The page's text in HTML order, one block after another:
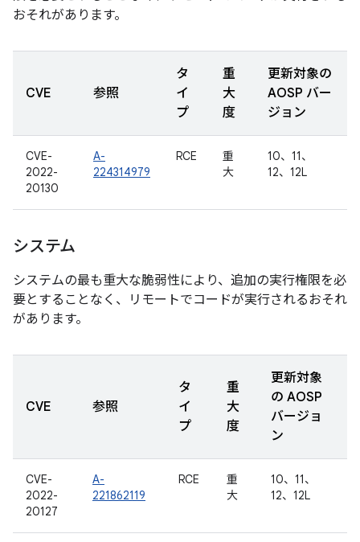
おそれがあります。
CVE 参照
タ
イ
プ
重
大
度
更新対象の
AOSP バー
ジョン
CVE-
2022-
20130
A-
224314979
RCE
重
大
10、11、
12、12L
システム
システムの最も重大な脆弱性により、追加の実行権限を必
要とすることなく、リモートでコードが実行されるおそれ
があります。
CVE 参照
タ
イ
プ
重
大
度
更新対象
の AOSP
バージョ
ン
CVE-
2022-
20127
A-
221862119
RCE
重
大
10、11、
12、12L